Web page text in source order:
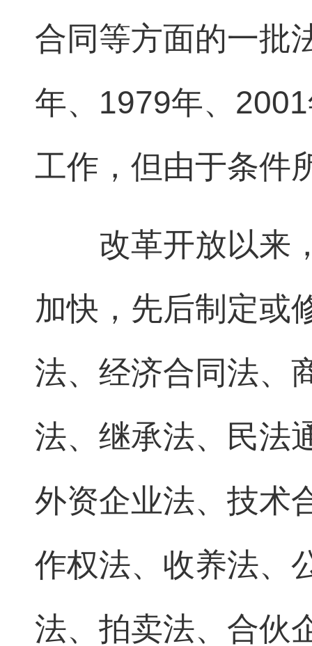
合同等方面的一批
年、1979年、
工作，但由于条件
改革开放以来，
加快，先后制定或
法、经济合同法、
法、继承法、民法
外资企业法、技术
作权法、收养法、
法、拍卖法、合伙